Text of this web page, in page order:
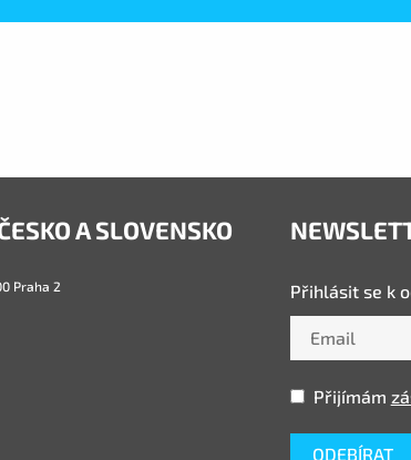
A SLOVENSKO
Praha 2
Přihlásit se k
Přijímám